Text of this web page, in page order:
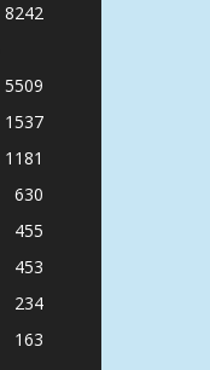
8242
5509
1537
1181
630
455
453
234
163